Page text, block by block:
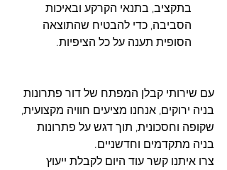
בתקציב, בתנאי הקרקע ובאיכות
הסביבה, כדי להבטיח שהתוצאה
הסופית תענה על כל הציפיות.
עם שירותי קבלן המפתח של דור פתרונות
בניה ירוקים, אנחנו מציעים חוויה מקצועית,
שקופה וחסכונית, תוך דגש על פתרונות
בניה מתקדמים וחדשניים.
צרו איתנו קשר עוד היום לקבלת ייעוץ